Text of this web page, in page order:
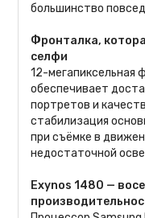
большинство
Фронталка,
селфи
12-мегапиксельная
обеспечивает
портретов и
стабилизация
при съёмке в
недостаточной
Exynos 1480 —